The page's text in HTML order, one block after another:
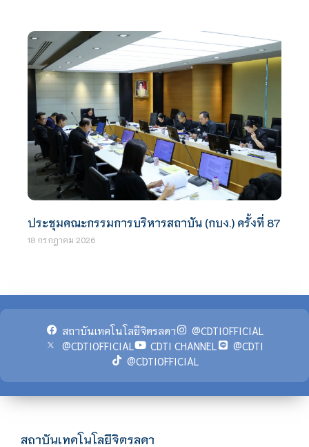
ประชุมคณะกรรมการบริหารสถาบัน (กบง.) ครั้งที่ 87
18 กรกฎาคม 2026
สถาบันเทคโนโลยีจิตรลดา
@CDTIOFFICIAL
@CDTIOFFICIAL
CDTI CHANNEL
@CDTI
@CDTIOFFICIAL
สถาบันเทคโนโลยีจิตรลดา